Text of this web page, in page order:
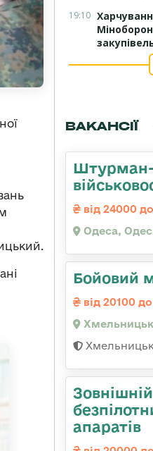
19:10
ВАКАНСІЇ
від 24000
Одеса,
Бойовий
від 20100
апаратів